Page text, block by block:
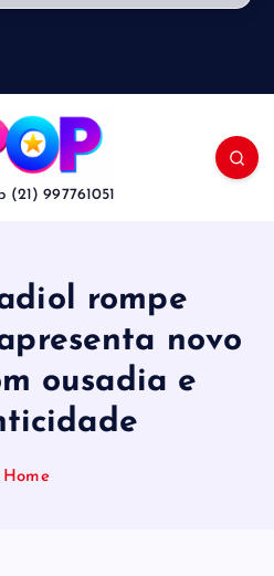
(21) 997761051
rompe
novo
ousadia e
Home